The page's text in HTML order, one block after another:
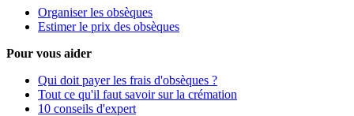
Organiser les obsèques
Estimer le prix des obsèques
Pour vous aider
Qui doit payer les frais d'obsèques ?
Tout ce qu'il faut savoir sur la crémation
10 conseils d'expert